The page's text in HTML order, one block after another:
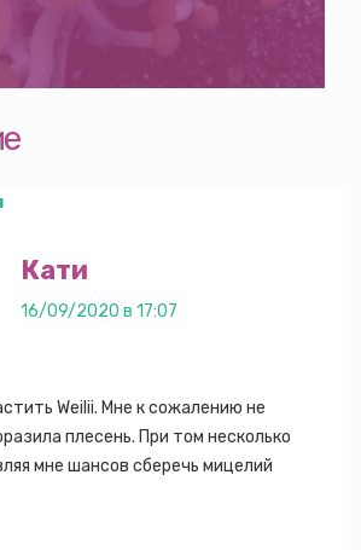
Кати
16/09/2020 в 17:07
Weilii. Мне к сожалению не
плесень. При том несколько
мне шансов сберечь мицелий